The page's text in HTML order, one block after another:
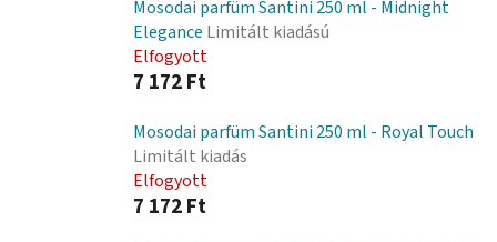
Mosodai parfüm Santini 250 ml - Midnight
Elegance Limitált kiadású
Elfogyott
7 172 Ft
Mosodai parfüm Santini 250 ml - Royal Touch
Limitált kiadás
Elfogyott
7 172 Ft